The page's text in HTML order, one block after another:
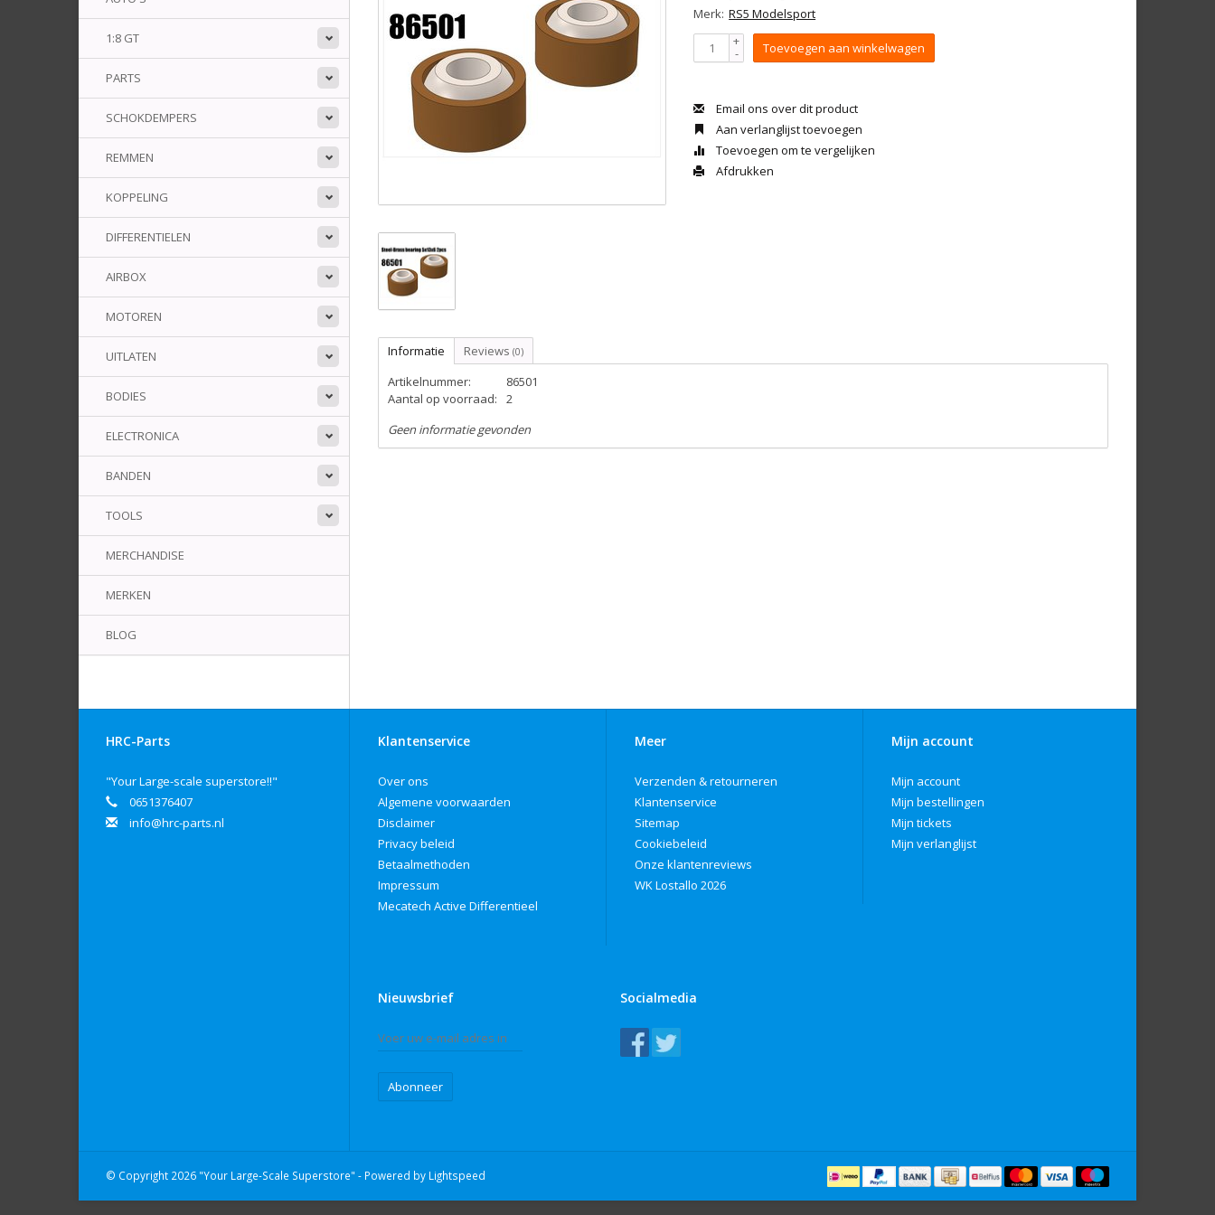
1:8 GT
PARTS
SCHOKDEMPERS
REMMEN
KOPPELING
DIFFERENTIELEN
AIRBOX
MOTOREN
UITLATEN
BODIES
ELECTRONICA
BANDEN
TOOLS
MERCHANDISE
MERKEN
BLOG
Merk: RS5 Modelsport
+
- Toevoegen aan winkelwagen
Email ons over dit product
Aan verlanglijst toevoegen
Toevoegen om te vergelijken
Afdrukken
Informatie Reviews (0)
Artikelnummer:
86501
Aantal op voorraad:
2
Geen informatie gevonden
HRC-Parts
"Your Large-scale superstore!!"
0651376407
info@hrc-parts.nl
Klantenservice
Over ons
Algemene voorwaarden
Disclaimer
Privacy beleid
Betaalmethoden
Impressum
Mecatech Active Differentieel
Meer
Verzenden & retourneren
Klantenservice
Sitemap
Cookiebeleid
Onze klantenreviews
WK Lostallo 2026
Mijn account
Mijn account
Mijn bestellingen
Mijn tickets
Mijn verlanglijst
Nieuwsbrief
Abonneer
Socialmedia
© Copyright 2026 "Your Large-Scale Superstore" - Powered by Lightspeed